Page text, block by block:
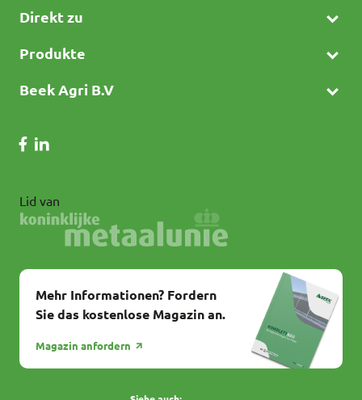
Direkt zu
Produkte
Beek Agri B.V
Lid van
Mehr Informationen? Fordern
Sie das kostenlose Magazin an.
Magazin anfordern